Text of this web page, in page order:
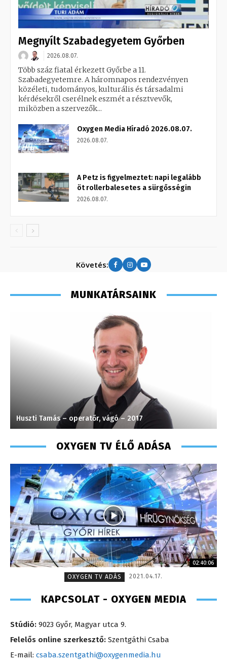
Megnyílt Szabadegyetem Győrben
2026.08.07.
Több száz fiatal érkezett Győrbe a 11.
Szabadegyetemre. A háromnapos rendezvényen
közéleti, tudományos, kulturális és társadalmi
kérdésekről cserélnek eszmét a résztvevők,
miközben a szervezők...
Oxygen Media Híradó 2026.08.07.
2026.08.07.
A Petz is figyelmeztet: napi legalább
öt rollerbalesetes a sürgősségin
2026.08.07.
Követés:
MUNKATÁRSAINK
Huszti Tamás – operatőr, vágó – 2017
OXYGEN TV ÉLŐ ADÁSA
02:40:06
OXYGEN TV ADÁS
2021.04.17.
KAPCSOLAT - OXYGEN MEDIA
Stúdió: 9023 Győr, Magyar utca 9.
Felelős online szerkesztő: Szentgáthi Csaba
E-mail: csaba.szentgathi@oxygenmedia.hu